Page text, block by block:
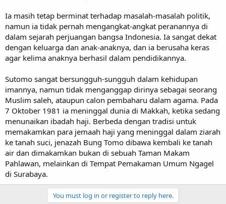
Ia masih tetap berminat terhadap masalah-masalah politik,
namun ia tidak pernah mengangkat-angkat peranannya di
dalam sejarah perjuangan bangsa Indonesia. Ia sangat dekat
dengan keluarga dan anak-anaknya, dan ia berusaha keras
agar kelima anaknya berhasil dalam pendidikannya.
Sutomo sangat bersungguh-sungguh dalam kehidupan
imannya, namun tidak menganggap dirinya sebagai seorang
Muslim saleh, ataupun calon pembaharu dalam agama. Pada
7 Oktober 1981 ia meninggal dunia di Makkah, ketika sedang
menunaikan ibadah haji. Berbeda dengan tradisi untuk
memakamkan para jemaah haji yang meninggal dalam ziarah
ke tanah suci, jenazah Bung Tomo dibawa kembali ke tanah
air dan dimakamkan bukan di sebuah Taman Makam
Pahlawan, melainkan di Tempat Pemakaman Umum Ngagel
di Surabaya.
You must log in or register to reply here.